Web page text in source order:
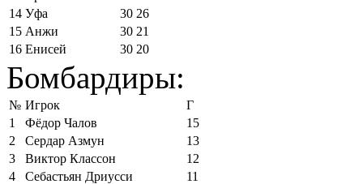
14 Уфа 30 26
15 Анжи 30 21
16 Енисей 30 20
Бомбардиры:
№ Игрок
Г
1
Фёдор Чалов
15
2
Сердар Азмун
13
3
Виктор Классон
12
4
Себастьян Дриусси
11